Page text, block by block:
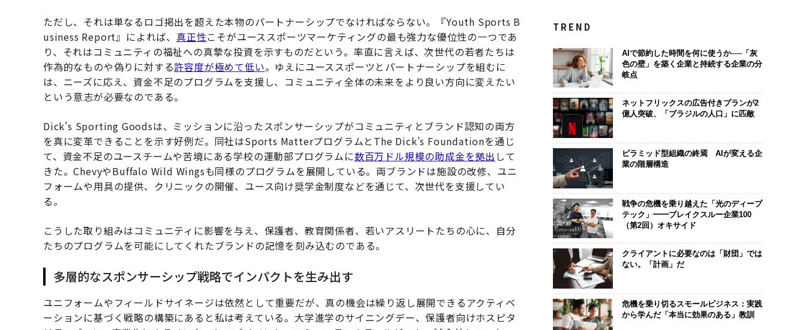
ただし、それは単なるロゴ掲出を超えた本物のパートナーシップでなければならない。『Youth Sports B
usiness Report』によれば、 真正性こそがユーススポーツマーケティングの最も強力な優位性の一つであ
り、それはコミュニティの福祉への真摯な投資を示すものだという。率直に言えば、次世代の若者たちは
作為的なものや偽りに対する許容度が極めて低い。ゆえにユーススポーツとパートナーシップを組むに
は、ニーズに応え、資金不足のプログラムを支援し、コミュニティ全体の未来をより良い方向に変えたい
という意志が必要なのである。
Dick's Sporting Goodsは、ミッションに沿ったスポンサーシップがコミュニティとブランド認知の両方
を真に変革できることを示す好例だ。同社はSports MatterプログラムとThe Dick's Foundationを通じ
て、資金不足のユースチームや苦境にある学校の運動部プログラムに数百万ドル規模の助成金を拠出 して
きた。ChevyやBuffalo Wild Wingsも同様のプログラムを展開している。両ブランドは施設の改修、ユニ
フォームや用具の提供、クリニックの開催、ユース向け奨学金制度などを通じて、次世代を支援してい
る。
こうした取り組みはコミュニティに影響を与え、保護者、教育関係者、若いアスリートたちの心に、自分
たちのプログラムを可能にしてくれたブランドの記憶を刻み込むのである。
多層的なスポンサーシップ戦略でインパクトを生み出す
ユニフォームやフィールドサイネージは依然として重要だが、真の機会は繰り返し展開できるアクティベ
ーションに基づく戦略の構築にあると私は考えている。大学進学のサイニングデー、保護者向けホスピタ
TREND
AIで節約した時間を何に使うか──「灰
色の壁」を築く企業と持続する企業の分
岐点
ネットフリックスの広告付きプランが2
億人突破、「ブラジルの人口」に匹敵
ピラミッド型組織の終焉 AIが変える企
業の階層構造
戦争の危機を乗り越えた「光のディープ
テック」━━ブレイクスルー企業100
（第2回）オキサイド
クライアントに必要なのは「財団」では
ない。「計画」だ
危機を乗り切るスモールビジネス：実践
から学んだ「本当に効果のある」教訓